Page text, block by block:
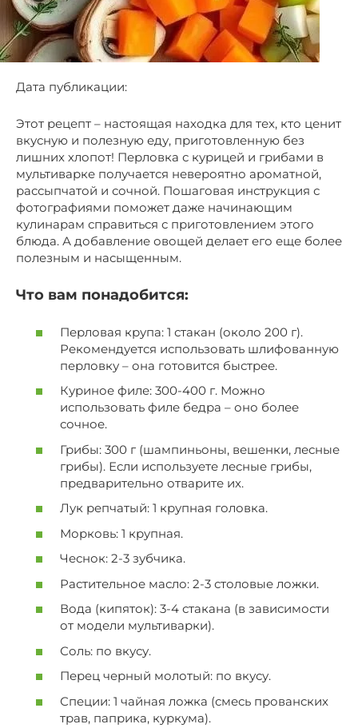
Дата публикации:
Этот рецепт – настоящая находка для тех, кто ценит
вкусную и полезную еду, приготовленную без
лишних хлопот! Перловка с курицей и грибами в
мультиварке получается невероятно ароматной,
рассыпчатой и сочной. Пошаговая инструкция с
фотографиями поможет даже начинающим
кулинарам справиться с приготовлением этого
блюда. А добавление овощей делает его еще более
полезным и насыщенным.
Что вам понадобится:
Перловая крупа: 1 стакан (около 200 г).
Рекомендуется использовать шлифованную
перловку – она готовится быстрее.
Куриное филе: 300-400 г. Можно
использовать филе бедра – оно более
сочное.
Грибы: 300 г (шампиньоны, вешенки, лесные
грибы). Если используете лесные грибы,
предварительно отварите их.
Лук репчатый: 1 крупная головка.
Морковь: 1 крупная.
Чеснок: 2-3 зубчика.
Растительное масло: 2-3 столовые ложки.
Вода (кипяток): 3-4 стакана (в зависимости
от модели мультиварки).
Соль: по вкусу.
Перец черный молотый: по вкусу.
Специи: 1 чайная ложка (смесь прованских
трав, паприка, куркума).